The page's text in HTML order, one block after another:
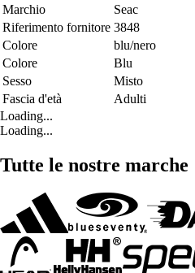
Marchio
Seac
Riferimento fornitore 3848
Colore
blu/nero
Colore
Blu
Sesso
Misto
Fascia d'età
Adulti
Loading...
Loading...
Tutte le nostre marche